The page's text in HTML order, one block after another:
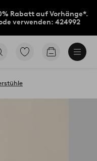
Rabatt auf Vorhänge*.
verwenden: 424992
Zu
Produkten
Zum